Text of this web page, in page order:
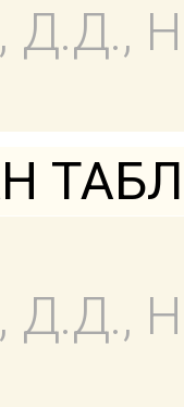
Д.Д.,
ТАБЛ
Д.Д.,